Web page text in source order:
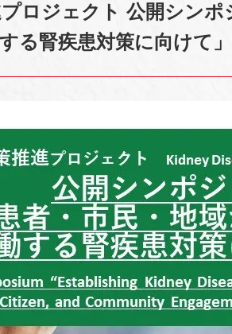
ロジェクト 公開シンポ
る腎疾患対策に向けて」